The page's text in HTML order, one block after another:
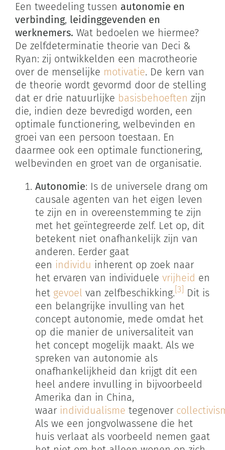
Een tweedeling tussen autonomie en
verbinding, leidinggevenden en
werknemers. Wat bedoelen we hiermee?
De zelfdeterminatie theorie van Deci &
Ryan: zij ontwikkelden een macrotheorie
over de menselijke motivatie. De kern van
de theorie wordt gevormd door de stelling
dat er drie natuurlijke basisbehoeften zijn
die, indien deze bevredigd worden, een
optimale functionering, welbevinden en
groei van een persoon toestaan. En
daarmee ook een optimale functionering,
welbevinden en groet van de organisatie.
Autonomie: Is de universele drang om
causale agenten van het eigen leven
te zijn en in overeenstemming te zijn
met het geïntegreerde zelf. Let op, dit
betekent niet onafhankelijk zijn van
anderen. Eerder gaat
een individu inherent op zoek naar
het ervaren van individuele vrijheid en
het gevoel van zelfbeschikking. [3]
Dit is
een belangrijke invulling van het
concept autonomie, mede omdat het
op die manier de universaliteit van
het concept mogelijk maakt. Als we
spreken van autonomie als
onafhankelijkheid dan krijgt dit een
heel andere invulling in bijvoorbeeld
Amerika dan in China,
waar individualisme tegenover
Als we een jongvolwassene die het
huis verlaat als voorbeeld nemen gaat